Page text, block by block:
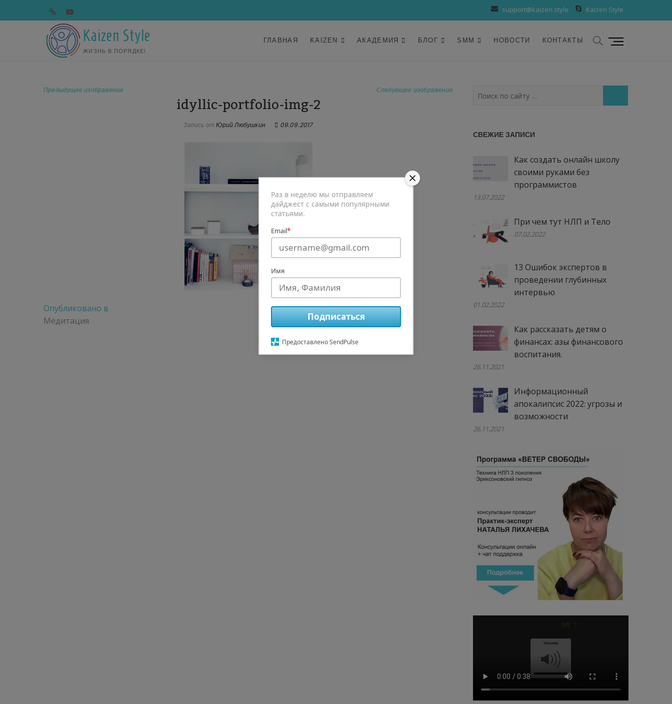
к
содержимому
support@kaizen.style Kaizen Style
telegramyoutube
Kaizen Style
ЖИЗНЬ В ПОРЯДКЕ!
ГЛАВНАЯ KAIZEN АКАДЕМИЯ БЛОГ SMM НОВОСТИ КОНТАКТЫ
К
Предыдущее изображение Следующее изображение
idyllic-portfolio-img-2
Запись от Юрий Любушкин 09.09.2017
Навигация
по
Опубликовано в
Медитация
по
СВЕЖИЕ ЗАПИСИ
Как создать онлайн школу
своими руками без
программистов
13.07.2022
При чем тут НЛП и Тело
07.02.2022
13 Ошибок экспертов в
проведении глубинных
интервью
01.02.2022
Как рассказать детям о
финансах: азы финансового
воспитания.
26.11.2021
Информационный
апокалипсис 2022: угрозы и
возможности
26.11.2021
Раз в неделю мы отправляем
дайджест с самыми популярными
статьями.
Email*
Имя
Подписаться
Предоставлено SendPulse